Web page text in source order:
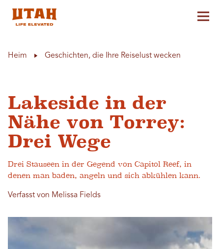
Heim Geschichten, die Ihre Reiselust wecken
Lakeside in der
Nähe von Torrey:
Drei Wege
Drei Stauseen in der Gegend von Capitol Reef, in
denen man baden, angeln und sich abkühlen kann.
Verfasst von Melissa Fields